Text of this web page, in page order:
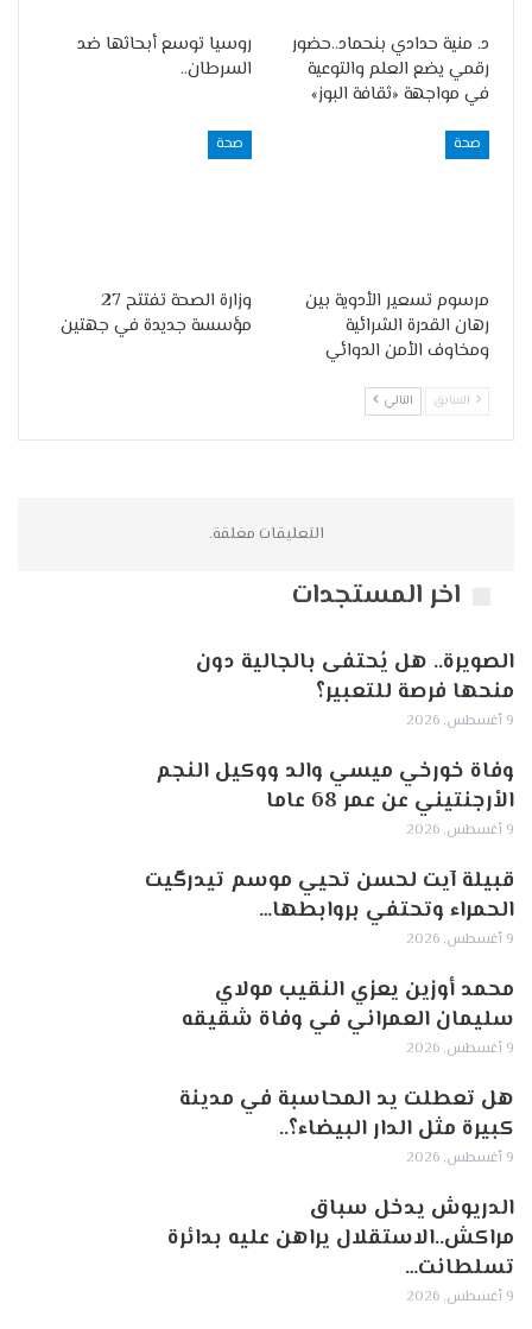
د. منية حدادي بنحماد..حضور
رقمي يضع العلم والتوعية
في مواجهة «ثقافة البوز»
روسيا توسع أبحاثها ضد
السرطان..
صحة
مرسوم تسعير الأدوية بين
رهان القدرة الشرائية
ومخاوف الأمن الدوائي
صحة
وزارة الصحة تفتتح 27
مؤسسة جديدة في جهتين
السابق التالي
التعليقات مغلقة.
اخر المستجدات
الصويرة.. هل يُحتفى بالجالية دون
منحها فرصة للتعبير؟
9 أغسطس, 2026
وفاة خورخي ميسي والد ووكيل النجم
الأرجنتيني عن عمر 68 عاما
9 أغسطس, 2026
قبيلة آيت لحسن تحيي موسم تيدرگيت
الحمراء وتحتفي بروابطها…
9 أغسطس, 2026
محمد أوزين يعزي النقيب مولاي
سليمان العمراني في وفاة شقيقه
9 أغسطس, 2026
هل تعطلت يد المحاسبة في مدينة
كبيرة مثل الدار البيضاء؟..
9 أغسطس, 2026
الدريوش يدخل سباق
مراكش..الاستقلال يراهن عليه بدائرة
تسلطانت…
9 أغسطس, 2026